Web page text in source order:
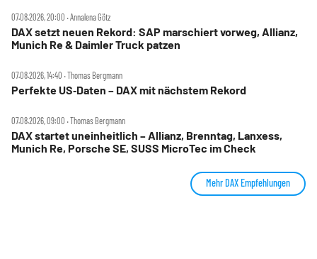
07.08.2026, 20:00 ‧ Annalena Götz
DAX setzt neuen Rekord: SAP marschiert vorweg, Allianz,
Munich Re & Daimler Truck patzen
07.08.2026, 14:40 ‧ Thomas Bergmann
Perfekte US‑Daten – DAX mit nächstem Rekord
07.08.2026, 09:00 ‧ Thomas Bergmann
DAX startet uneinheitlich – Allianz, Brenntag, Lanxess,
Munich Re, Porsche SE, SUSS MicroTec im Check
Mehr DAX Empfehlungen